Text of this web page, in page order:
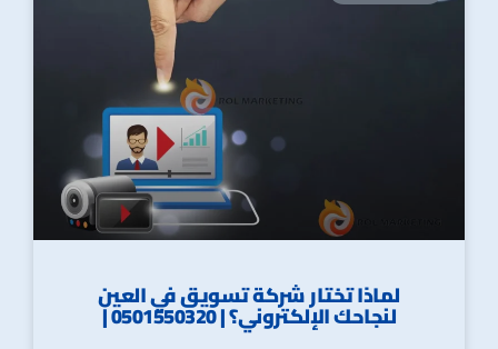
لماذا تختار شركة تسويق في العين
لنجاحك الإلكتروني؟ | 0501550320 |